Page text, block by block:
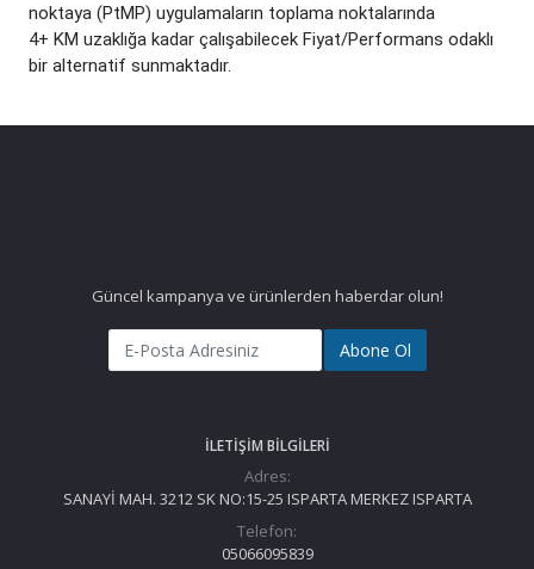
noktaya (PtMP) uygulamaların toplama noktalarında
4+ KM uzaklığa kadar çalışabilecek Fiyat/Performans odaklı
bir alternatif sunmaktadır.
Güncel kampanya ve ürünlerden haberdar olun!
Abone Ol
İLETIŞIM BILGILERI
Adres:
SANAYİ MAH. 3212 SK NO:15-25 ISPARTA MERKEZ ISPARTA
Telefon:
05066095839